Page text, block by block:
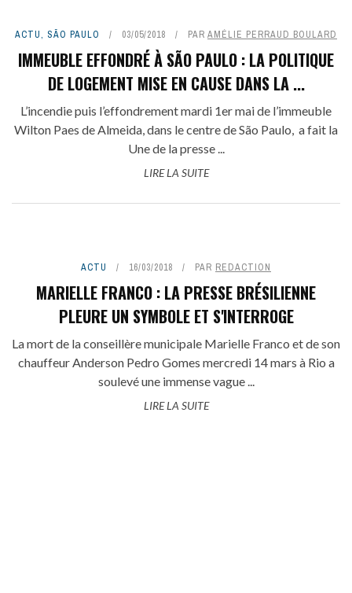
ACTU, SÃO PAULO 03/05/2018 PAR AMÉLIE PERRAUD BOULARD
IMMEUBLE EFFONDRÉ À SÃO PAULO : LA POLITIQUE
DE LOGEMENT MISE EN CAUSE DANS LA ...
L’incendie puis l’effondrement mardi 1er mai de l’immeuble
Wilton Paes de Almeida, dans le centre de São Paulo, a fait la
Une de la presse ...
LIRE LA SUITE
ACTU 16/03/2018 PAR REDACTION
MARIELLE FRANCO : LA PRESSE BRÉSILIENNE
PLEURE UN SYMBOLE ET S'INTERROGE
La mort de la conseillère municipale Marielle Franco et de son
chauffeur Anderson Pedro Gomes mercredi 14 mars à Rio a
soulevé une immense vague ...
LIRE LA SUITE